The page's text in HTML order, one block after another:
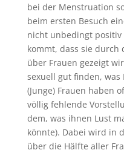
bei der Menstruation
beim ersten Besuch
nicht unbedingt positiv
kommt, dass sie durch
über Frauen gezeigt
sexuell gut finden,
(Junge) Frauen haben
völlig fehlende
dem, was ihnen Lust
könnte). Dabei wird in
über die Hälfte aller